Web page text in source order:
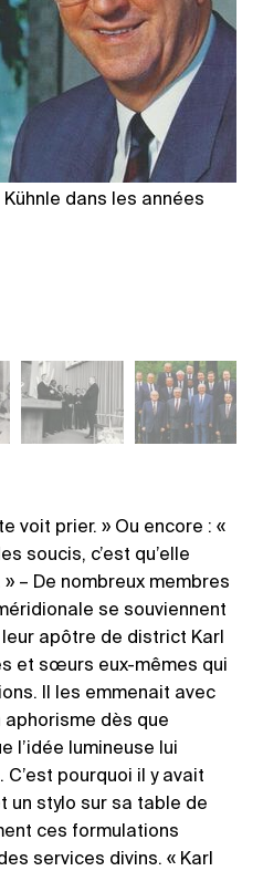
dans les années
voit prier. » Ou encore : «
soucis, c’est qu’elle
– De nombreux membres
se souviennent
apôtre de district Karl
et sœurs eux-mêmes qui
Il les emmenait avec
dès que
l’idée lumineuse lui
pourquoi il y avait
un stylo sur sa table de
ces formulations
services divins. « Karl